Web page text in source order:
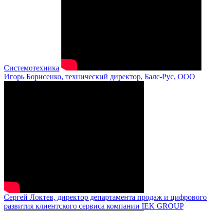
Системотехника
Игорь Борисенко, технический директор, Балс-Рус, ООО
Сергей Локтев, директор департамента продаж и цифрового
развития клиентского сервиса компании IEK GROUP